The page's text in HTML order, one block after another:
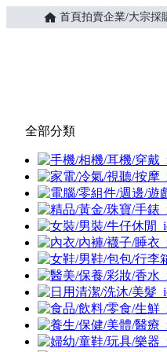
首頁拍賣企業/大宗採
全部分類